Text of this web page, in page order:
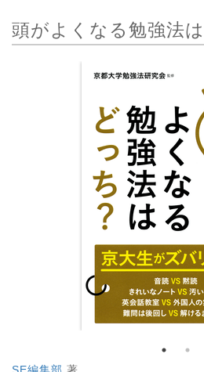
頭がよくなる勉強法
SE編集部 著